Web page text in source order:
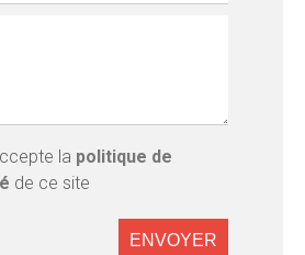
la politique de
de ce site
ENVOYER